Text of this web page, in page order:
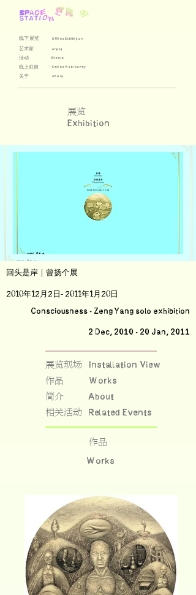
线上驻留
About
艺术家
关于
活动
线下展览 Offline Exhibition
Artist
Events
Online Residency
展览
Exhibition
回头是岸 | 曾扬个展
2010年12月2日- 2011年1月20日
Consciousness - Zeng Yang solo exhibition
2 Dec, 2010 - 20 Jan, 2011
展览现场
作品
简介
相关活动
Installation View
Works
About
Related Events
作品
Works